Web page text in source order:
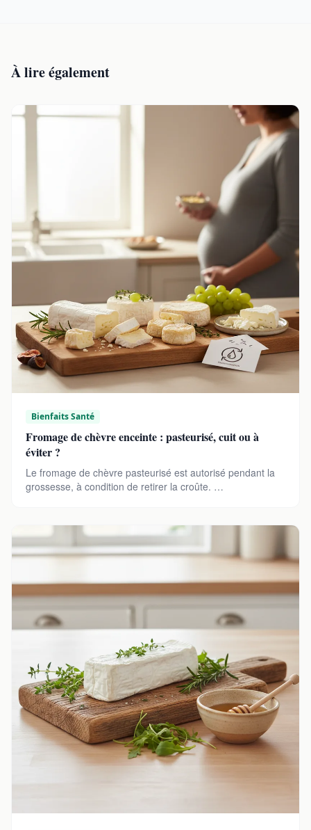
À lire également
Bienfaits Santé
Fromage de chèvre enceinte : pasteurisé, cuit ou à
éviter ?
Le fromage de chèvre pasteurisé est autorisé pendant la
grossesse, à condition de retirer la croûte. …